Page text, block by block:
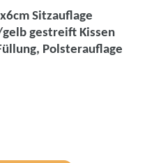
Sitzauflage
gestreift Kissen
Polsterauflage